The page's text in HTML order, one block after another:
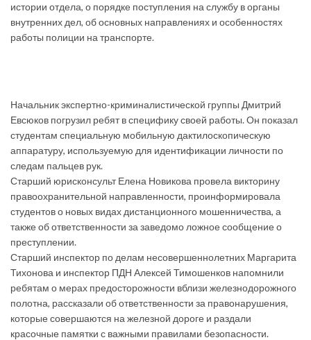
истории отдела, о порядке поступления на службу в органы
внутренних дел, об основных направлениях и особенностях
работы полиции на транспорте.
Начальник экспертно-криминалистической группы Дмитрий
Евсюков погрузил ребят в специфику своей работы. Он показал
студентам специальную мобильную дактилоскопическую
аппаратуру, используемую для идентификации личности по
следам пальцев рук.
Старший юрисконсульт Елена Новикова провела викторину
правоохранительной направленности, проинформировала
студентов о новых видах дистанционного мошенничества, а
также об ответственности за заведомо ложное сообщение о
преступлении.
Старший инспектор по делам несовершеннолетних Маргарита
Тихонова и инспектор ПДН Алексей Тимошенков напомнили
ребятам о мерах предосторожности вблизи железнодорожного
полотна, рассказали об ответственности за правонарушения,
которые совершаются на железной дороге и раздали
красочные памятки с важными правилами безопасности.